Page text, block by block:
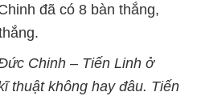
đã có 8 bàn thắng,
Chinh – Tiến Linh ở
thuật không hay đâu. Tiến